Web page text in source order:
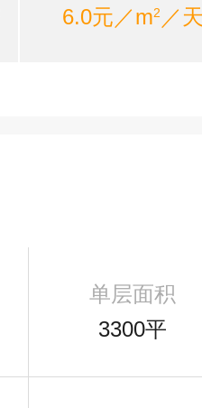
6.0元／m2 ／
单层面积
3300平